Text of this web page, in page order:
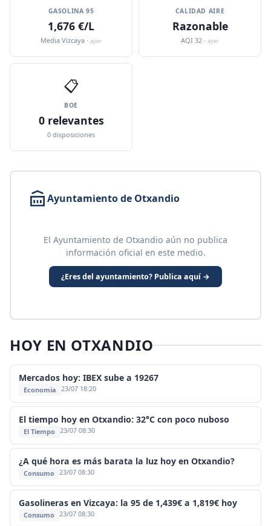
GASOLINA 95
1,676 €/L
Media Vizcaya · ayer
CALIDAD AIRE
Razonable
AQI 32 · ayer
📋
BOE
0 relevantes
0 disposiciones
Ayuntamiento de Otxandio
El Ayuntamiento de Otxandio aún no publica
información oficial en este medio.
¿Eres del ayuntamiento? Publica aquí →
HOY EN OTXANDIO
Mercados hoy: IBEX sube a 19267
Economía 23/07 18:20
El tiempo hoy en Otxandio: 32°C con poco nuboso
El Tiempo 23/07 08:30
¿A qué hora es más barata la luz hoy en Otxandio?
Consumo 23/07 08:30
Gasolineras en Vizcaya: la 95 de 1,439€ a 1,819€ hoy
Consumo 23/07 08:30